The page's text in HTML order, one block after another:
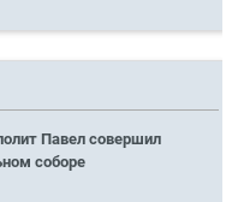
Павел совершил
соборе